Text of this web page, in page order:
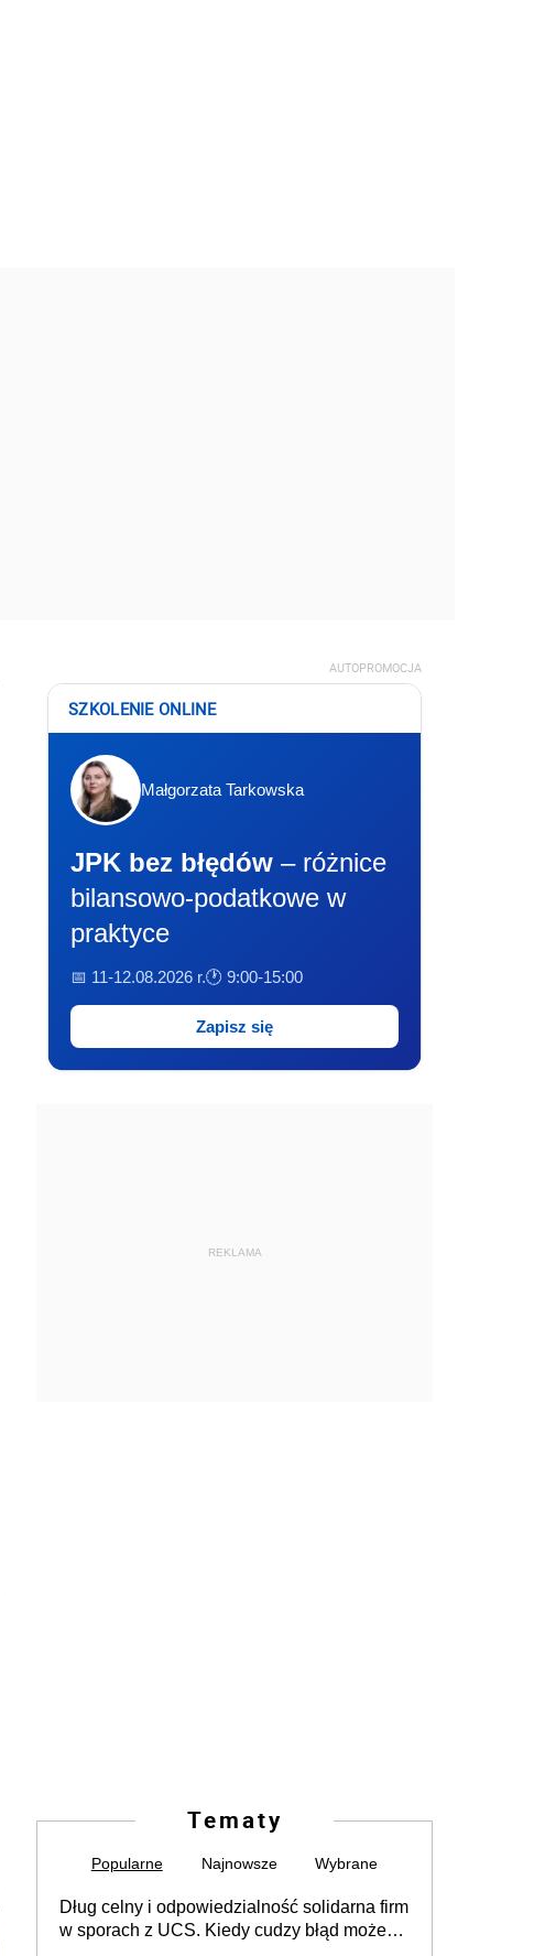
AUTOPROMOCJA
SZKOLENIE ONLINE
Małgorzata Tarkowska
JPK bez błędów – różnice
bilansowo-podatkowe w
praktyce
📅 11-12.08.2026 r.🕐 9:00-15:00
Zapisz się
REKLAMA
Tematy
Popularne Najnowsze Wybrane
Dług celny i odpowiedzialność solidarna firm
w sporach z UCS. Kiedy cudzy błąd może